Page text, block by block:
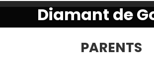
Diamant de
PARENTS